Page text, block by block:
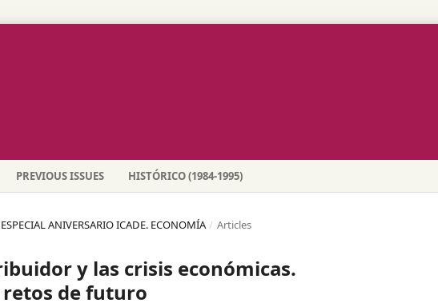
PREVIOUS ISSUES HISTÓRICO (1984-1995)
ANIVERSARIO ICADE. ECONOMÍA / Articles
y las crisis económicas.
de futuro